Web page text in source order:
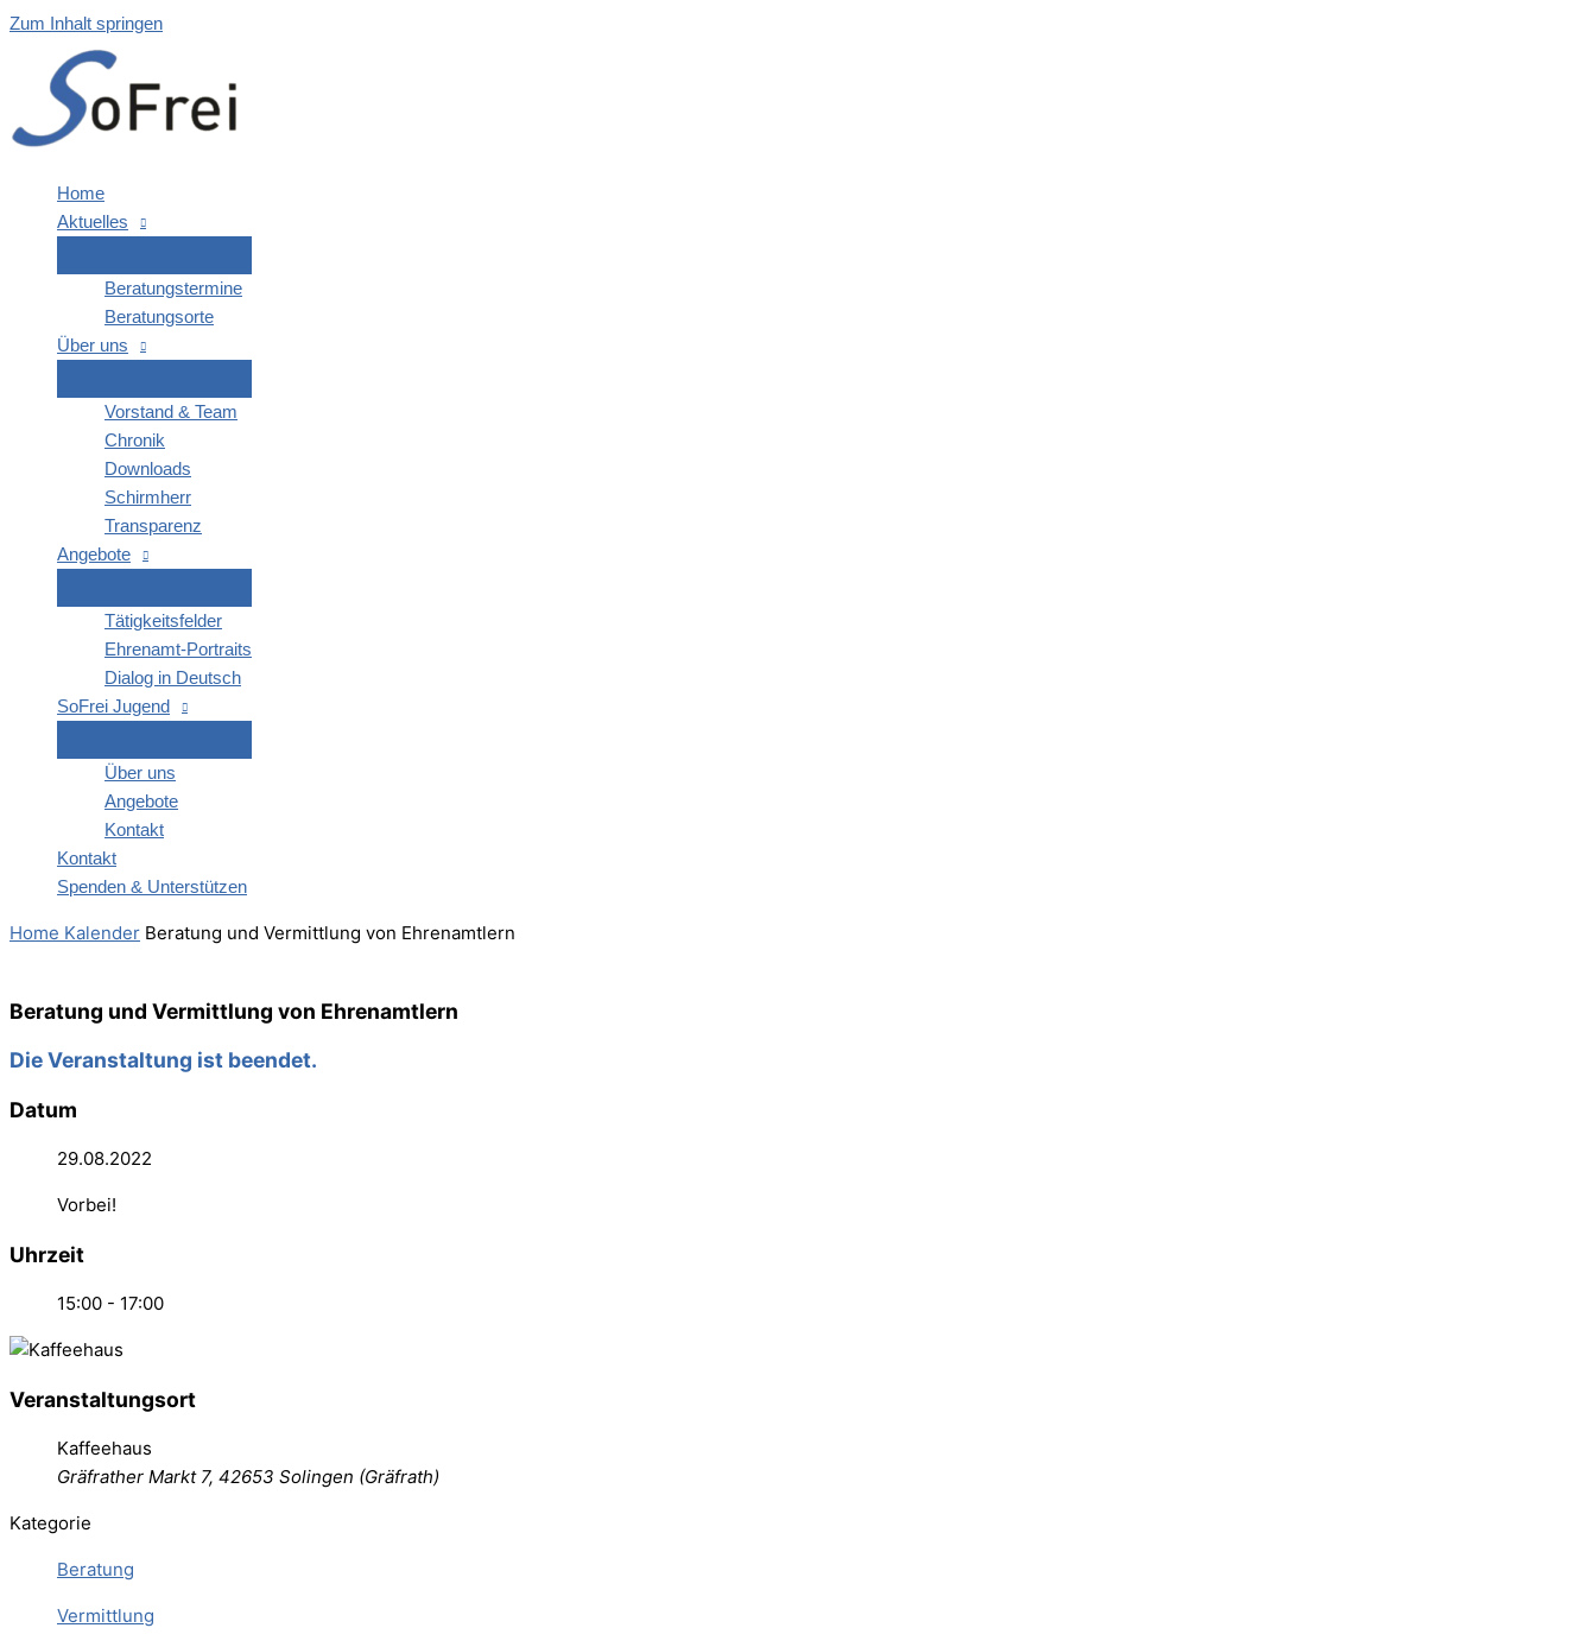
Zum Inhalt springen
Home
Aktu­el­les
Bera­tungs­ter­mi­ne
Bera­tungs­or­te
Über uns
Vor­stand & Team
Chro­nik
Down­loads
Schirm­herr
Trans­pa­renz
Ange­bo­te
Tätig­keits­fel­der
Ehren­amt-Por­­traits
Dia­log in Deutsch
SoFrei Jugend
Über uns
Ange­bo­te
Kon­takt
Kon­takt
Spen­den & Unterstützen
Home Kalender Bera­tung und Ver­mitt­lung von Ehrenamtlern
Bera­tung und Ver­mitt­lung von Ehrenamtlern
Die Veranstaltung ist beendet.
Datum
29.08.2022
Vorbei!
Uhrzeit
15:00 - 17:00
Veranstaltungsort
Kaffeehaus
Gräfrather Markt 7, 42653 Solingen (Gräfrath)
Kategorie
Beratung
Vermittlung